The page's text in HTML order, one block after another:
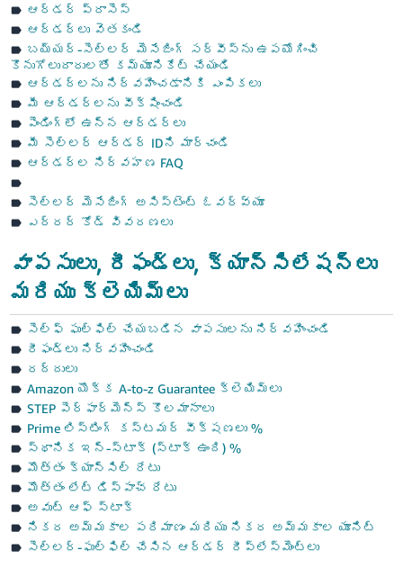
中
文
-
CN
English
- IN
సైన్
అప్
చేయండి
ఆర్డర్ ప్రాసెస్
ఆర్డర్‌లు వెతకండి
బయ్యర్-సెల్లర్ మెసేజింగ్ సర్వీస్‌ను ఉపయోగించి
కొనుగోలుదారులతో కమ్యూనికేట్ చేయండి
ఆర్డర్‌లను నిర్వహించడానికి ఎంపికలు
మీ ఆర్డర్‌లను వీక్షించండి
పెండింగ్‌లో ఉన్న ఆర్డర్‌లు
మీ సెల్లర్ ఆర్డర్ IDని మార్చండి
ఆర్డర్‌ల నిర్వహణ FAQ
సెల్లర్ మెసేజింగ్ అసిస్టెంట్ ఓవర్‌వ్యూ
ఎర్రర్ కోడ్ వివరణలు
వాపసులు, రీఫండ్‌లు, క్యాన్సిలేషన్‌లు
మరియు క్లెయిమ్‌లు
సెల్ఫ్ ఫుల్‌ఫిల్ చేయబడిన వాపసులను నిర్వహించండి
రీఫండ్‌లు నిర్వ‌హించండి
రద్దులు
Amazon యొక్క A-to-z Guarantee క్లెయిమ్‌లు
STEP పెర్‌ఫార్మెన్స్ కొలమానాలు
Prime లిస్టింగ్ కస్టమర్ వీక్షణలు %
స్థానిక ఇన్-స్టాక్ (స్టాక్ ఉంది) %
మొత్తం క్యాన్సిల్ రేటు
మొత్తం లేట్ డిస్పాచ్ రేటు
అవుట్ ఆఫ్ స్టాక్
నికర అమ్మకాల పరిమాణం మరియు నికర అమ్మకాల యూనిట్
సెల్లర్-ఫుల్‌ఫిల్ చేసిన ఆర్డర్ రీప్లేస్‌మెంట్‌లు